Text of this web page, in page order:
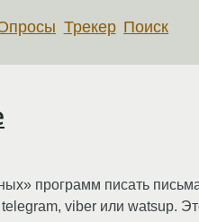
Трекер Поиск
программ писать
viber или watsup.